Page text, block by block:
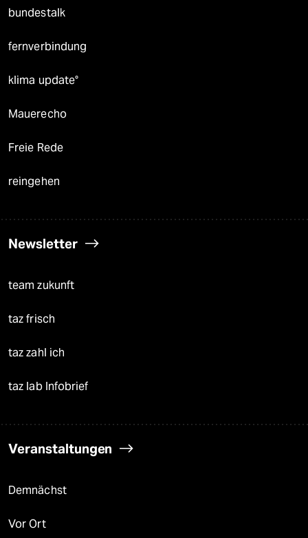
bundestalk
fernverbindung
klima update°
Mauerecho
Freie Rede
reingehen
Newsletter
team zukunft
taz frisch
taz zahl ich
taz lab Infobrief
Veranstaltungen
Demnächst
Vor Ort